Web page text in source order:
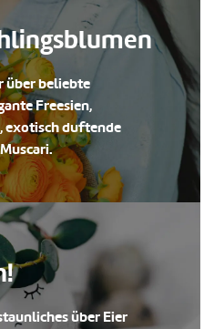
über beliebte
Freesien,
exotisch duftende
über Eier